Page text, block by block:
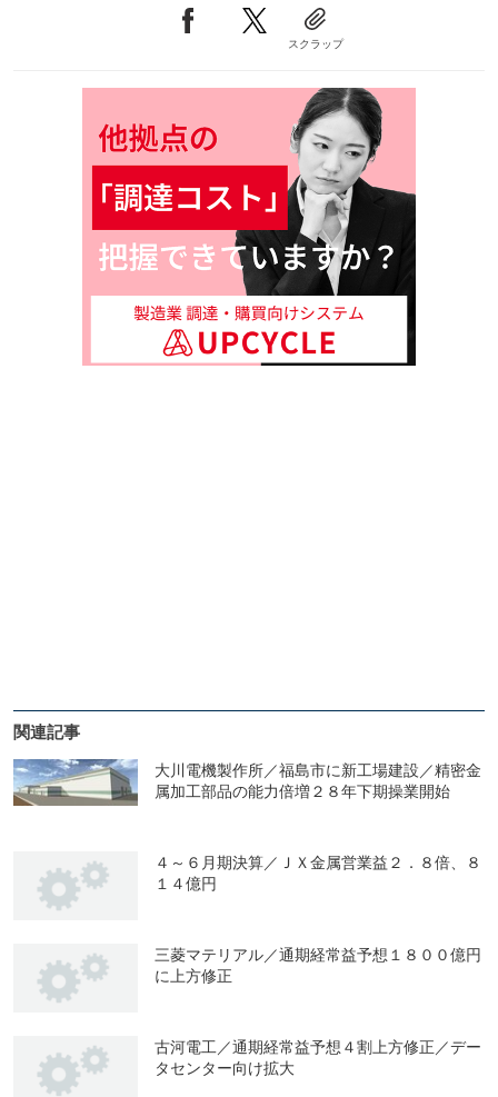
スクラップ
関連記事
大川電機製作所／福島市に新工場建設／精密金
属加工部品の能力倍増２８年下期操業開始
４～６月期決算／ＪＸ金属営業益２．８倍、８
１４億円
三菱マテリアル／通期経常益予想１８００億円
に上方修正
古河電工／通期経常益予想４割上方修正／デー
タセンター向け拡大